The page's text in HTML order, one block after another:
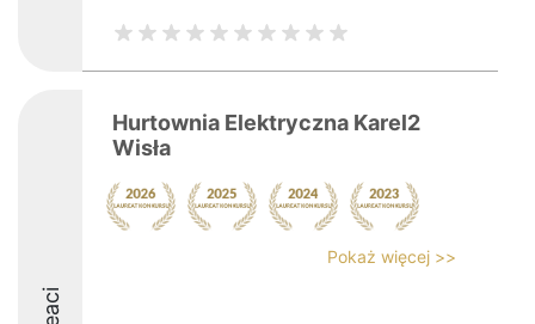
Hurtownia Elektryczna Karel2
Wisła
Pokaż więcej >>